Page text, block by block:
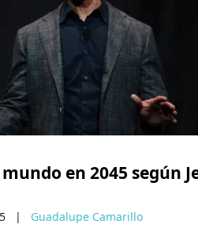
en 2045 según
| Guadalupe Camarillo